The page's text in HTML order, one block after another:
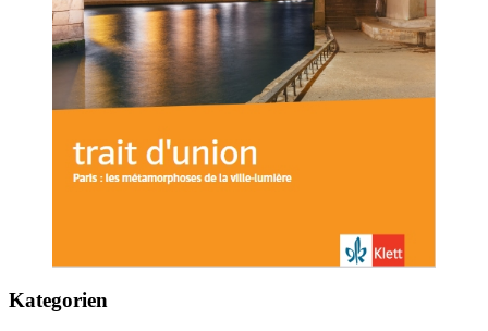
Kategorien